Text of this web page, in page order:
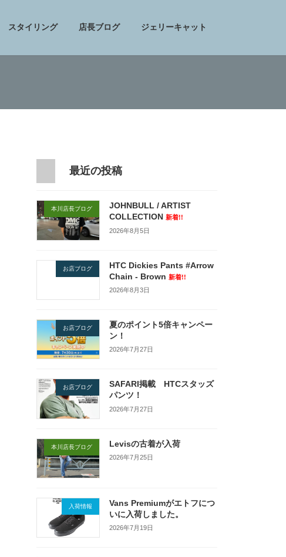
スタイリング 店長ブログ ジェリーキャット
最近の投稿
本川店長ブログ
JOHNBULL / ARTIST
COLLECTION 新着!!
2026年8月5日
お店ブログ
HTC Dickies Pants #Arrow
Chain - Brown 新着!!
2026年8月3日
お店ブログ
夏のポイント5倍キャンペー
ン！
2026年7月27日
お店ブログ
SAFARI掲載 HTCスタッズ
パンツ！
2026年7月27日
本川店長ブログ Levisの古着が入荷
2026年7月25日
入荷情報
Vans Premiumがエトフにつ
いに入荷しました。
2026年7月19日